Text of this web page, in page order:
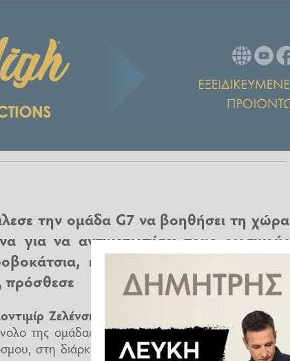
την ομάδα G7 να βοηθήσει τη χώρα
για να αντιμετωπίσει τους ρωσικούς
η Ρωσία θέλει να σύρει τη
πρόσθεσε
Ζελένσκι
ζήτησε συμμετρική απάντηση στις
της ομάδας των επτά ισχυρότερων οικονομικά
στη διάρκεια παρέμβασής του στη συνεδρίαση